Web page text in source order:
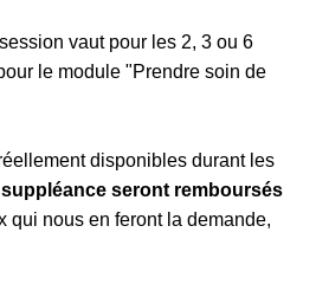
vaut pour les 2, 3 ou 6
le module "Prendre soin de
disponibles durant les
suppléance seront remboursés
qui nous en feront la demande,